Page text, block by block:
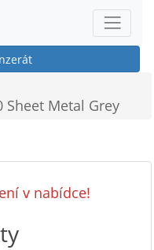
Sheet Metal Grey
v nabídce!